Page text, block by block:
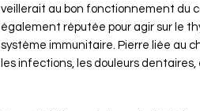
veillerait au bon fonctionnement du
également réputée pour agir sur le
système immunitaire. Pierre liée au
les infections, les douleurs